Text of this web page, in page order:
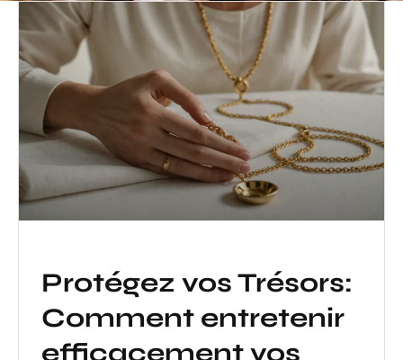
Protégez vos Trésors:
Comment entretenir
efficacement vos